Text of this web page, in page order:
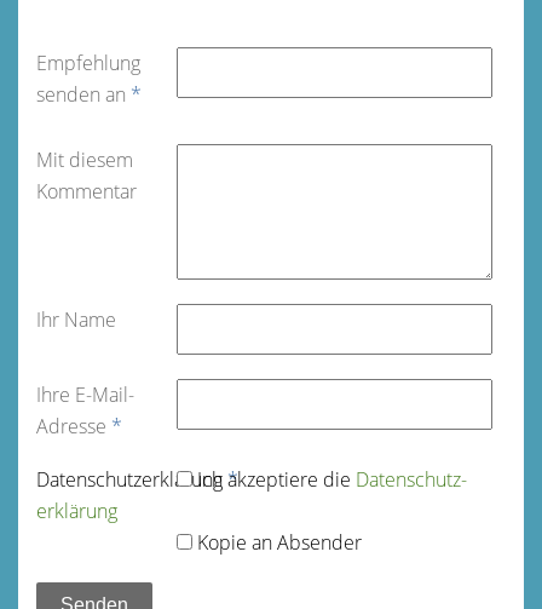
Empfehlung
senden an *
Mit diesem
Kommentar
Ihr Name
Ihre E-Mail-
Adresse *
Datenschutz­erklärung*
Ich akzeptiere die Datenschutz­
erklärung
Kopie an Absender